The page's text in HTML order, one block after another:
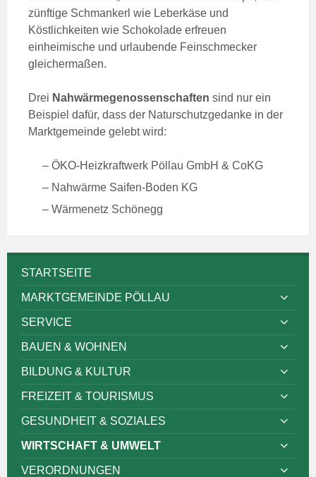
zünftige Schmankerl wie Leberkäse und
Köstlichkeiten wie Schokolade erfreuen
einheimische und urlaubende Feinschmecker
gleichermaßen.
Drei Nahwärmegenossenschaften sind nur ein
Beispiel dafür, dass der Naturschutzgedanke in der
Marktgemeinde gelebt wird:
– ÖKO-Heizkraftwerk Pöllau GmbH & CoKG
– Nahwärme Saifen-Boden KG
– Wärmenetz Schönegg
STARTSEITE
MARKTGEMEINDE PÖLLAU
SERVICE
BAUEN & WOHNEN
BILDUNG & KULTUR
FREIZEIT & TOURISMUS
GESUNDHEIT & SOZIALES
WIRTSCHAFT & UMWELT
VERORDNUNGEN